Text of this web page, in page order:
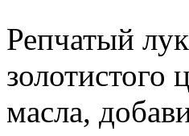
Репчатый
золотистого
масла,